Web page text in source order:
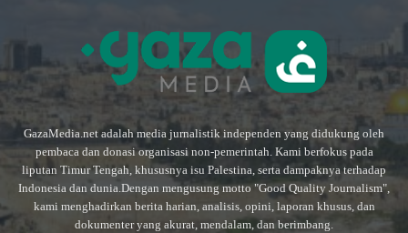
GazaMedia.net adalah media jurnalistik independen yang didukung oleh
pembaca dan donasi organisasi non-pemerintah. Kami berfokus pada
liputan Timur Tengah, khususnya isu Palestina, serta dampaknya terhadap
Indonesia dan dunia.Dengan mengusung motto "Good Quality Journalism",
kami menghadirkan berita harian, analisis, opini, laporan khusus, dan
dokumenter yang akurat, mendalam, dan berimbang.